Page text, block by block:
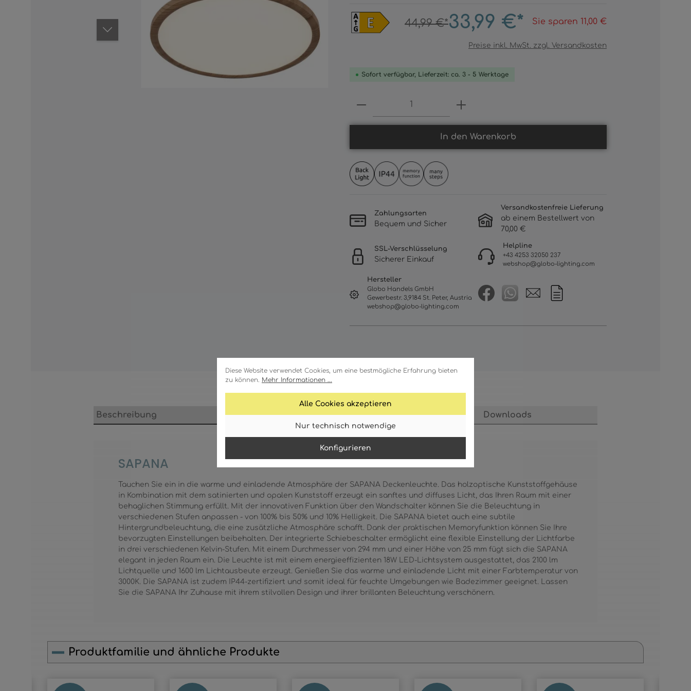
Diese Website verwendet Cookies, um eine bestmögliche Erfahrung bieten
zu können. Mehr Informationen ...
Alle Cookies akzeptieren
Nur technisch notwendige
Konfigurieren
44,99 €*33,99 €* Sie sparen 11,00 €
Preise inkl. MwSt. zzgl. Versandkosten
Sofort verfügbar, Lieferzeit: ca. 3 - 5 Werktage
Produkt Anzahl: Gib den gewünschten Wert ein
In den Warenkorb
Zahlungsarten
Bequem und Sicher
Versandkostenfreie Lieferung
ab einem Bestellwert von
70,00 €
SSL-Verschlüsselung
Sicherer Einkauf
Helpline
+43 4253 32050 237
webshop@globo-lighting.com
Hersteller
Globo Handels GmbH
Gewerbestr. 3,9184 St. Peter, Austria
webshop@globo-lighting.com
Beschreibung Merkmale Technische Daten Downloads
SAPANA
Tauchen Sie ein in die warme und einladende Atmosphäre der SAPANA Deckenleuchte. Das holzoptische Kunststoffgehäuse
in Kombination mit dem satinierten und opalen Kunststoff erzeugt ein sanftes und diffuses Licht, das Ihren Raum mit einer
behaglichen Stimmung erfüllt. Mit der innovativen Funktion über den Wandschalter können Sie die Beleuchtung in
verschiedenen Stufen anpassen - von 100% bis 50% und 10% Helligkeit. Die SAPANA bietet auch eine subtile
Hintergrundbeleuchtung, die eine zusätzliche Atmosphäre schafft. Dank der praktischen Memoryfunktion können Sie Ihre
bevorzugten Einstellungen beibehalten. Der integrierte Schiebeschalter ermöglicht eine flexible Einstellung der Lichtfarbe
in drei verschiedenen Kelvin-Stufen. Mit einem Durchmesser von 294 mm und einer Höhe von 25 mm fügt sich die SAPANA
elegant in jeden Raum ein. Die Leuchte ist mit einem energieeffizienten 18W LED-Lichtsystem ausgestattet, das 2100 lm
Lichtquelle und 1600 lm Lichtausbeute erzeugt. Genießen Sie das warme und einladende Licht mit einer Farbtemperatur von
3000K. Die SAPANA ist zudem IP44-zertifiziert und somit ideal für feuchte Umgebungen wie Badezimmer geeignet. Lassen
Sie die SAPANA Ihr Zuhause mit ihrem stilvollen Design und ihrer brillanten Beleuchtung verschönern.
Produktfamilie und ähnliche Produkte
Produktgalerie überspringen